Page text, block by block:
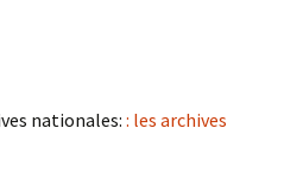
nationales: : les archives